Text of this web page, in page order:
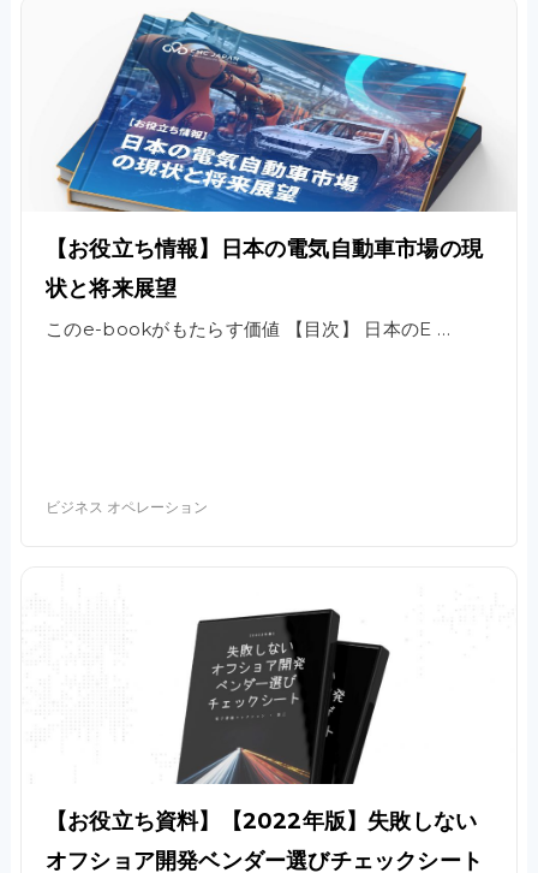
【お役立ち情報】日本の電気自動車市場の現
状と将来展望
このe-bookがもたらす価値 【目次】 日本のE …
ビジネス オペレーション
【お役立ち資料】【2022年版】失敗しない
オフショア開発ベンダー選びチェックシート